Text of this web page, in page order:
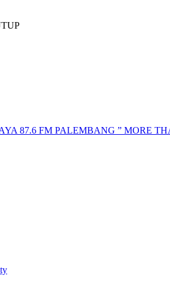
87.6 FM PALEMBANG ” MORE